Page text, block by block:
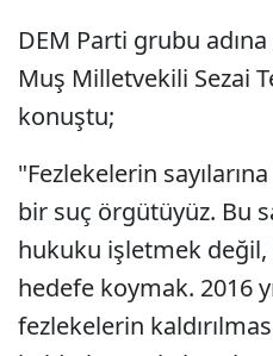
DEM Parti grubu
Muş Milletvekili Sezai
konuştu;
"Fezlekelerin
bir suç örgütüyüz. Bu
hukuku işletmek
hedefe koymak. 2016
fezlekelerin